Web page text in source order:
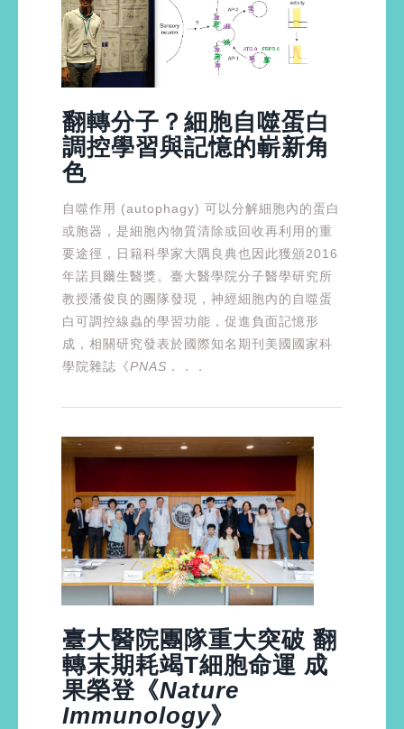
翻轉分子？細胞自噬蛋白
調控學習與記憶的嶄新角
色
自噬作用 (autophagy) 可以分解細胞內的蛋白
或胞器，是細胞內物質清除或回收再利用的重
要途徑，日籍科學家大隅良典也因此獲頒2016
年諾貝爾生醫獎。臺大醫學院分子醫學研究所
教授潘俊良的團隊發現，神經細胞內的自噬蛋
白可調控線蟲的學習功能，促進負面記憶形
成，相關研究發表於國際知名期刊美國國家科
學院雜誌《PNAS ．．．
臺大醫院團隊重大突破 翻
轉末期耗竭T細胞命運 成
果榮登《Nature
Immunology》